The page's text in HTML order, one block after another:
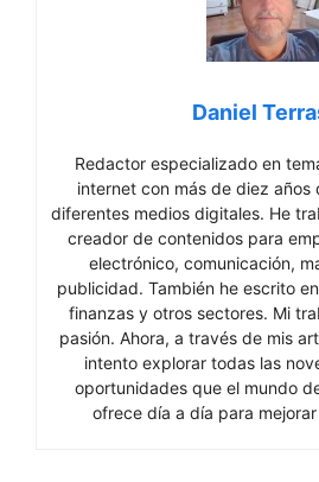
Daniel
Redactor especializado en
internet con más de diez años
diferentes medios digitales. He
creador de contenidos para
electrónico, comunicación,
publicidad. También he escrito
finanzas y otros sectores. Mi
pasión. Ahora, a través de mis
intento explorar todas las
oportunidades que el mundo
ofrece día a día para